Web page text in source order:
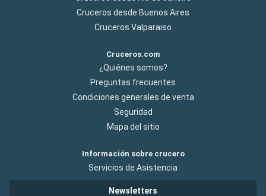
Cruceros desde Buenos Aires
Cruceros Valparaiso
Cruceros.com
¿Quiénes somos?
Preguntas frecuentes
Condiciones generales de venta
Seguridad
Mapa del sitio
Información sobre crucero
Servicios de Asistencia
Newsletters